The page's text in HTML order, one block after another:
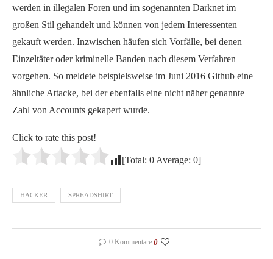
werden in illegalen Foren und im sogenannten Darknet im
großen Stil gehandelt und können von jedem Interessenten
gekauft werden. Inzwischen häufen sich Vorfälle, bei denen
Einzeltäter oder kriminelle Banden nach diesem Verfahren
vorgehen. So meldete beispielsweise im Juni 2016 Github eine
ähnliche Attacke, bei der ebenfalls eine nicht näher genannte
Zahl von Accounts gekapert wurde.
Click to rate this post!
[Total: 0 Average: 0]
HACKER SPREADSHIRT
0 Kommentare 0